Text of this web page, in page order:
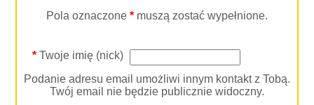
Pola oznaczone * muszą zostać wypełnione.
*Twoje imię (nick)
Podanie adresu email umożliwi innym kontakt z Tobą.
Twój email nie będzie publicznie widoczny.